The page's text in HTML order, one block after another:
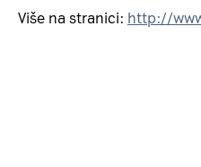
Više na stranici: http://